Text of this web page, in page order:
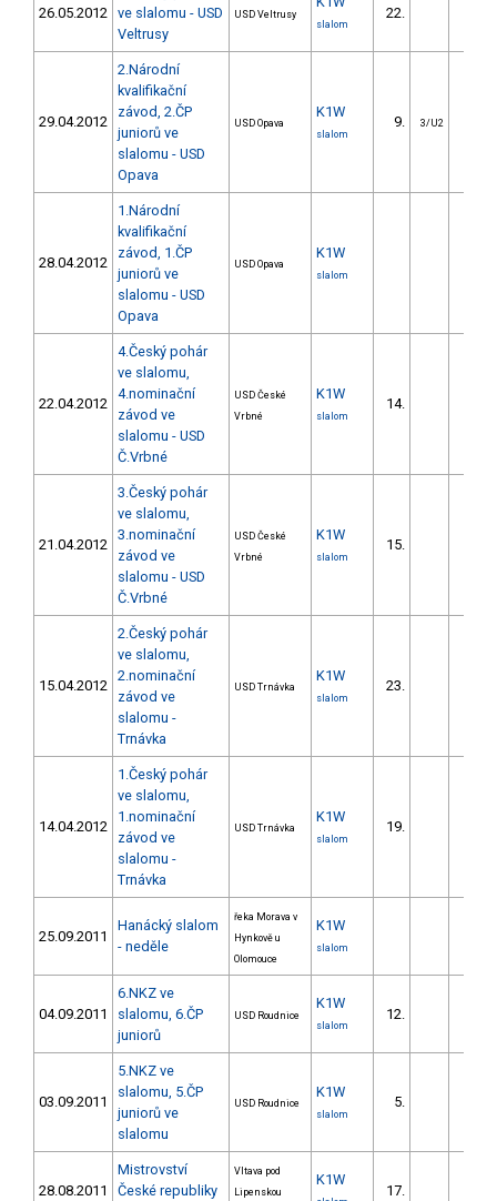
26.05.2012 ve slalomu - USD
Veltrusy
USD Veltrusy
slalom
22.
29.04.2012
2.Národní
kvalifikační
závod, 2.ČP
juniorů ve
slalomu - USD
Opava
USD Opava
K1W
slalom
9. 3/U2
28.04.2012
1.Národní
kvalifikační
závod, 1.ČP
juniorů ve
slalomu - USD
Opava
USD Opava
K1W
slalom
22.04.2012
4.Český pohár
ve slalomu,
4.nominační
závod ve
slalomu - USD
Č.Vrbné
USD České
Vrbné
K1W
slalom
14.
21.04.2012
3.Český pohár
ve slalomu,
3.nominační
závod ve
slalomu - USD
Č.Vrbné
USD České
Vrbné
K1W
slalom
15.
15.04.2012
2.Český pohár
ve slalomu,
2.nominační
závod ve
slalomu -
Trnávka
USD Trnávka
K1W
slalom
23.
14.04.2012
1.Český pohár
ve slalomu,
1.nominační
závod ve
slalomu -
Trnávka
USD Trnávka
K1W
slalom
19.
25.09.2011
Hanácký slalom
- neděle
řeka Morava v
Hynkově u
Olomouce
K1W
slalom
04.09.2011
6.NKZ ve
slalomu, 6.ČP
juniorů
USD Roudnice
K1W
slalom
12.
03.09.2011
5.NKZ ve
slalomu, 5.ČP
juniorů ve
slalomu
USD Roudnice
K1W
slalom
5.
28.08.2011
Mistrovství
České republiky
Vltava pod
Lipenskou
K1W
17.